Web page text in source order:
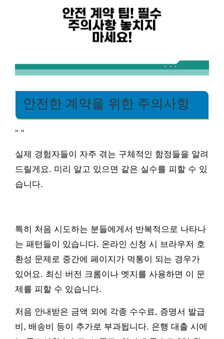
안전한 계약을 위한 주의사항
" "
실제 경험자들이 자주 겪는 구체적인 함정들을 알려
드릴게요. 미리 알고 있으면 같은 실수를 피할 수 있
습니다.
특히 처음 시도하는 분들에게서 반복적으로 나타나
는 패턴들이 있습니다. 온라인 신청 시 브라우저 호
환성 문제로 중간에 페이지가 먹통이 되는 경우가
있어요. 최신 버전 크롬이나 엣지를 사용하면 이 문
제를 피할 수 있습니다.
처음 안내받은 금액 외에 각종 수수료, 증명서 발급
비, 배송비 등이 추가로 부과됩니다. 은행 대출 시에